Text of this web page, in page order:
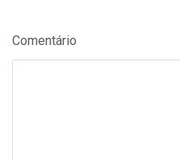
Comentário